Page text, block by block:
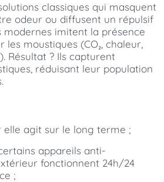
classiques qui masquent
odeur ou diffusent un répulsif
modernes imitent la présence
moustiques (CO₂, chaleur,
Résultat ? Ils capturent
réduisant leur population
elle agit sur le long terme ;
appareils anti-
fonctionnent 24h/24
;